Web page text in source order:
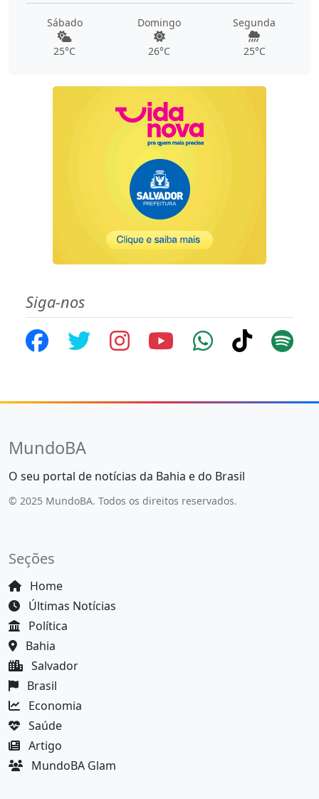
Sábado
25°C
Domingo
26°C
Segunda
25°C
Siga-nos
MundoBA
O seu portal de notícias da Bahia e do Brasil
© 2025 MundoBA. Todos os direitos reservados.
Seções
Home
Últimas Notícias
Política
Bahia
Salvador
Brasil
Economia
Saúde
Artigo
MundoBA Glam